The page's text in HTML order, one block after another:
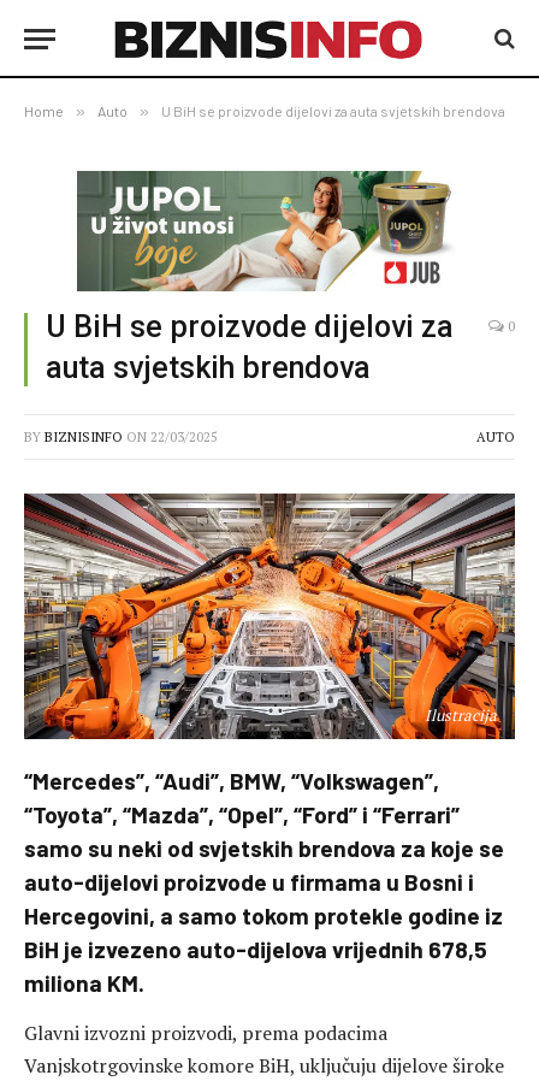
Home » Auto » U BiH se proizvode dijelovi za auta svjetskih brendova
U BiH se proizvode dijelovi za
auta svjetskih brendova
0
BY BIZNISINFO ON 22/03/2025 AUTO
Ilustracija
“Mercedes”, “Audi”, BMW, “Volkswagen”,
“Toyota”, “Mazda”, “Opel”, “Ford” i “Ferrari”
samo su neki od svjetskih brendova za koje se
auto-dijelovi proizvode u firmama u Bosni i
Hercegovini, a samo tokom protekle godine iz
BiH je izvezeno auto-dijelova vrijednih 678,5
miliona KM.
Glavni izvozni proizvodi, prema podacima
Vanjskotrgovinske komore BiH, uključuju dijelove široke